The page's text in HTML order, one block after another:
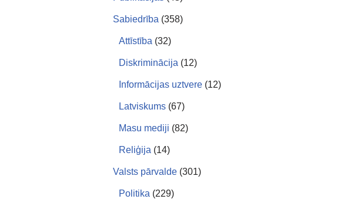
Sabiedrība (358)
Attīstība (32)
Diskriminācija (12)
Informācijas uztvere (12)
Latviskums (67)
Masu mediji (82)
Reliģija (14)
Valsts pārvalde (301)
Politika (229)